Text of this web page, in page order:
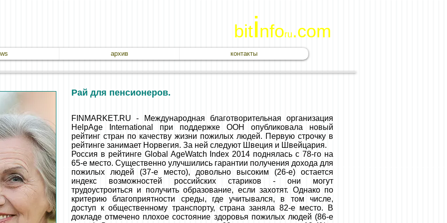
bitinforu .com
архив контакты
Рай для пенсионеров.
FINMARKET.RU - Международная благотворительная организация
HelpAge International при поддержке ООН опубликовала новый
рейтинг стран по качеству жизни пожилых людей. Первую строчку в
рейтинге занимает Норвегия. За ней следуют Швеция и Швейцария.
Россия в рейтинге Global AgeWatch Index 2014 поднялась с 78-го на
65-е место. Существенно улучшились гарантии получения дохода для
пожилых людей (37-е место), довольно высоким (26-е) остается
индекс возможностей российских стариков - они могут
трудоустроиться и получить образование, если захотят. Однако по
критерию благоприятности среды, где учитывался, в том числе,
доступ к общественному транспорту, страна заняла 82-е место. В
докладе отмечено плохое состояние здоровья пожилых людей (86-е